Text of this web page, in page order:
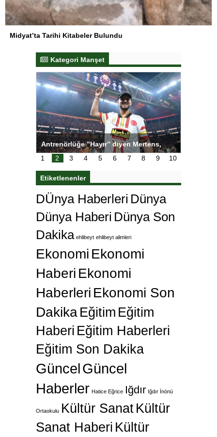
Midyat’ta Tarihi Kitabeler Bulundu
Kategori Manşet
Antrenörlüğe ”Hayır” diyen Mertens,
Galatasaray’dan bakın ne istedi
1
2 3 4 5 6 7 8 9 10
Etiketlenenler
DÜnya Haberleri Dünya
Dünya Haberi Dünya Son
Dakika ehlibeyt ehlibeyt alimleri
Ekonomi Ekonomi
Haberi Ekonomi
Haberleri Ekonomi Son
Dakika Eğitim Eğitim
Haberi Eğitim Haberleri
Eğitim Son Dakika
GüncelGüncel
Haberler Hatice Eğrice Iğdır Iğdır İnönü
Ortaokulu Kültür SanatKültür
Sanat Haberi Kültür